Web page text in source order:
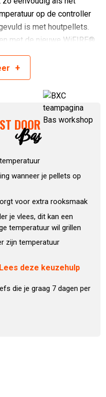
op de controller
is met houtpellets.
met de nieuwe WiFIRE®
de temperatuur aan en
direct via je smartphone,
recepten naar de grill
GrillGuide®
hele kookcyclus kan
braadtechniek en
dankzij de
TurboTemp zorgt voor
terwijl de houtaroma’s zich
dankzij de Traeger
Exhaust® Systems.
+
DOOR
Bas
wanneer je pellets op
voor extra rooksmaak
je vlees, dit kan een
temperatuur wil grillen
zijn temperatuur
deze keuzehulp
die je graag 7 dagen per